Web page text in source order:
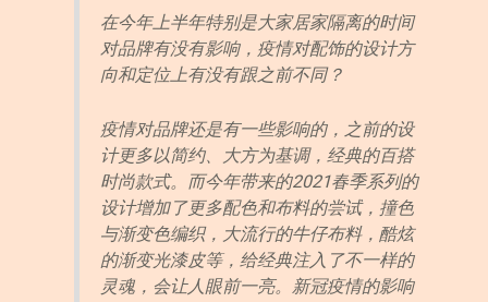
在今年上半年特别是大家居家隔离的时间
对品牌有没有影响，疫情对配饰的设计方
向和定位上有没有跟之前不同？
疫情对品牌还是有一些影响的，之前的设
计更多以简约、大方为基调，经典的百搭
时尚款式。而今年带来的2021春季系列的
设计增加了更多配色和布料的尝试，撞色
与渐变色编织，大流行的牛仔布料，酷炫
的渐变光漆皮等，给经典注入了不一样的
灵魂，会让人眼前一亮。新冠疫情的影响